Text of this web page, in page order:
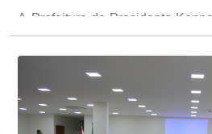
A Prefeitura de Presidente
nacional do 12º Prêmio
Empreendedora, que visou
dos gestores públicos
desenvolvimento
partir de iniciativas que